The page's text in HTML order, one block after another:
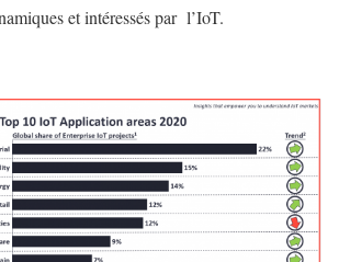
et intéressés par l’IoT.